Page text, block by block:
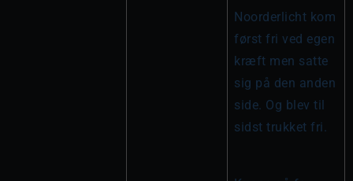
Noorderlicht kom
først fri ved egen
kræft men satte
sig på den anden
side. Og blev til
sidst trukket fri.